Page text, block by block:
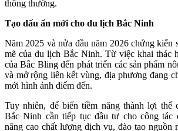
thông thường.
Tạo dấu ấn mới cho du lịch Bắc Ninh
Năm 2025 và nửa đầu năm 2026 chứng kiến
mẽ của du lịch Bắc Ninh. Từ việc khai thác
của Bắc Bling đến phát triển các sản phẩm
và mở rộng liên kết vùng, địa phương đang
mới hình ảnh điểm đến.
Tuy nhiên, để biến tiềm năng thành lợi thế
Bắc Ninh cần tiếp tục đầu tư cho công tác
nâng cao chất lượng dịch vụ, đào tạo nguồn